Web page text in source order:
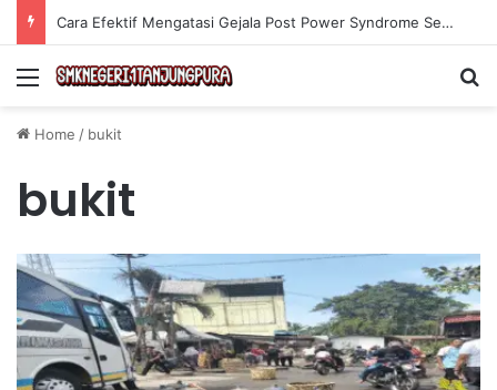
Cara Efektif Mengatasi Gejala Post Power Syndrome Setelah Pensiun Kerja
Menu
Home / bukit
bukit